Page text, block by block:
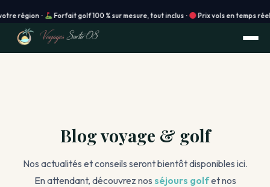
· Forfait golf 100 % sur mesure, tout inclus · Prix vols en temps réel ·
Blog voyage & golf
Nos actualités et conseils seront bientôt disponibles ici.
En attendant, découvrez nos séjours golfet nos